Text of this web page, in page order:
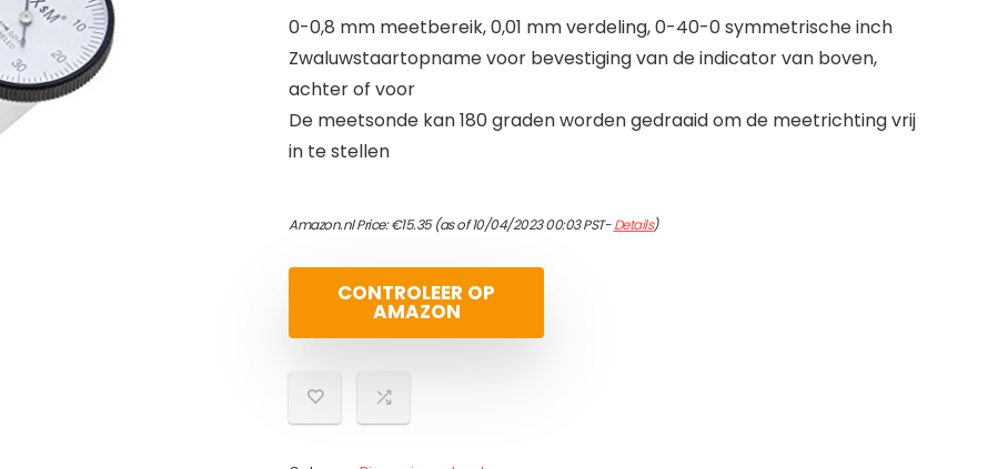
0-0,8 mm meetbereik, 0,01 mm verdeling, 0-40-0 symmetrische inch
Zwaluwstaartopname voor bevestiging van de indicator van boven,
achter of voor
De meetsonde kan 180 graden worden gedraaid om de meetrichting vrij
in te stellen
Amazon.nl Price:€15.35(as of 10/04/2023 00:03 PST-Details)
CONTROLEER OP
AMAZON